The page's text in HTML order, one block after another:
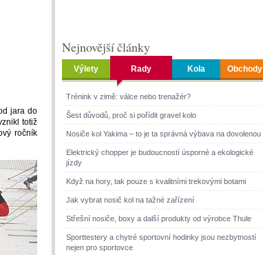
jara do
totiž
ročník
Nejnovější články
Výlety Rady Kola Obchody
Trénink v zimě: válce nebo trenažér?
Šest důvodů, proč si pořídit gravel kolo
Nosiče kol Yakima – to je ta správná výbava na dovolenou
Elektrický chopper je budoucností úsporné a ekologické
jízdy
Když na hory, tak pouze s kvalitními trekovými botami
Jak vybrat nosič kol na tažné zařízení
Střešní nosiče, boxy a další produkty od výrobce Thule
Sporttestery a chytré sportovní hodinky jsou nezbytností
nejen pro sportovce